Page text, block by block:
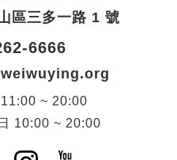
區三多一路 1 號
6666
11:00 ~ 20:00
10:00 ~ 20:00